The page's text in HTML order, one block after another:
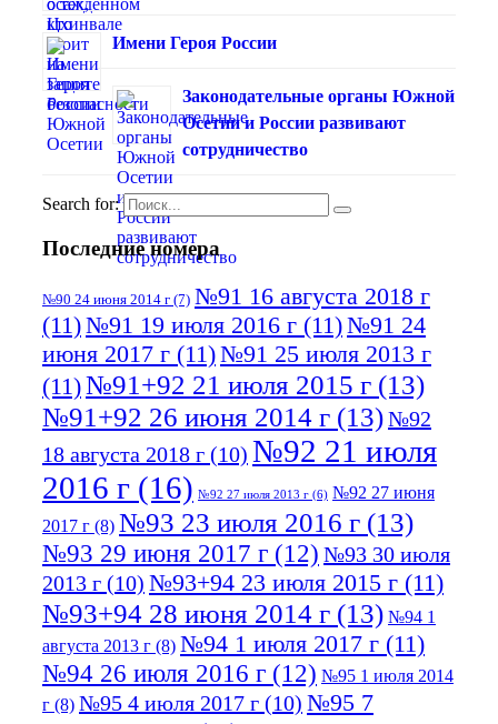
Имени Героя России
Законодательные органы Южной
Осетии и России развивают
сотрудничество
Search for:
Последние номера
№90 24 июня 2014 г (7) №91 16 августа 2018 г
(11)№91 19 июля 2016 г (11)№91 24
июня 2017 г (11)№91 25 июля 2013 г
(11)№91+92 21 июля 2015 г (13)
№91+92 26 июня 2014 г (13)№92
18 августа 2018 г (10) №92 21 июля
2016 г (16) №92 27 июля 2013 г (6) №92 27 июня
2017 г (8) №93 23 июля 2016 г (13)
№93 29 июня 2017 г (12) №93 30 июля
2013 г (10) №93+94 23 июля 2015 г (11)
№93+94 28 июня 2014 г (13) №94 1
августа 2013 г (8) №94 1 июля 2017 г (11)
№94 26 июля 2016 г (12) №95 1 июля 2014
г (8) №95 4 июля 2017 г (10) №95 7